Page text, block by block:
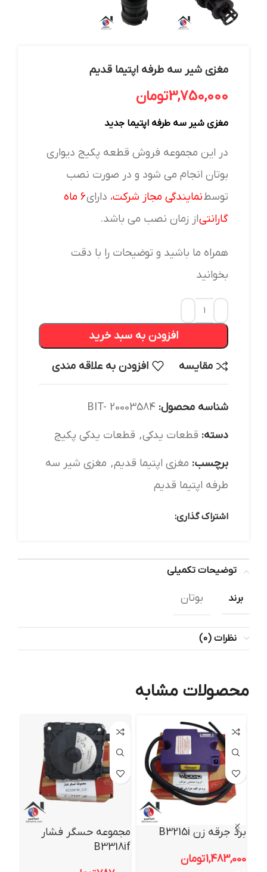
مغزی شیر سه طرفه اپتیما قدیم
3,750,000تومان
مغزی شیر سه طرفه اپتیما جدید
در این مجموعه فروش قطعه پکیج دیواری
بوتان انجام می شود و در صورت نصب
توسطنمایندگی مجاز شرکت، دارای
۶ ماه
گارانتیاز زمان نصب می باشد.
همراه ما باشید و توضیحات را با دقت
بخوانید
افزودن به سبد خرید
مقایسه افزودن به علاقه مندی
شناسه محصول: BIT- 20003584
دسته: قطعات یدکی, قطعات یدکی پکیج
برچسب: مغزی اپتیما قدیم, مغزی شیر سه
طرفه اپتیما قدیم
اشتراک گذاری:
توضیحات تکمیلی
برند بوتان
نظرات (0)
محصولات مشابه
برد جرقه زن B3215i
1,483,000تومان
مجموعه حسگر فشار
B3318if